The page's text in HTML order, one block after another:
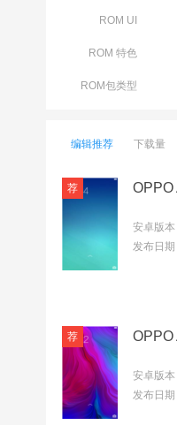
ROM UI
ROM 特色
ROM包类型
编辑推荐 下载量
安卓版本
发布日期
OPPO
安卓版本
发布日期